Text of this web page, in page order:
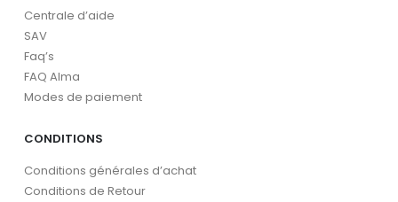
Centrale d’aide
SAV
Faq’s
FAQ Alma
Modes de paiement
CONDITIONS
Conditions générales d’achat
Conditions de Retour